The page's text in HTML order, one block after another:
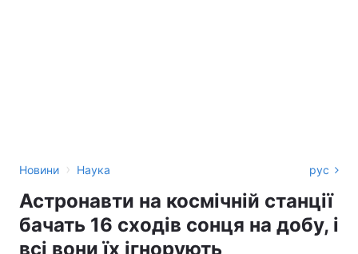
Новини › Наука рус
Астронавти на космічній станції
бачать 16 сходів сонця на добу, і
всі вони їх ігнорують